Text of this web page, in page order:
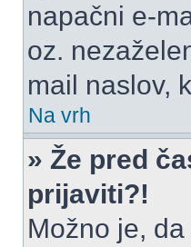
napačni e-
oz.
mail naslov,
Na vrh
» Že pred
prijaviti?!
Možno je,